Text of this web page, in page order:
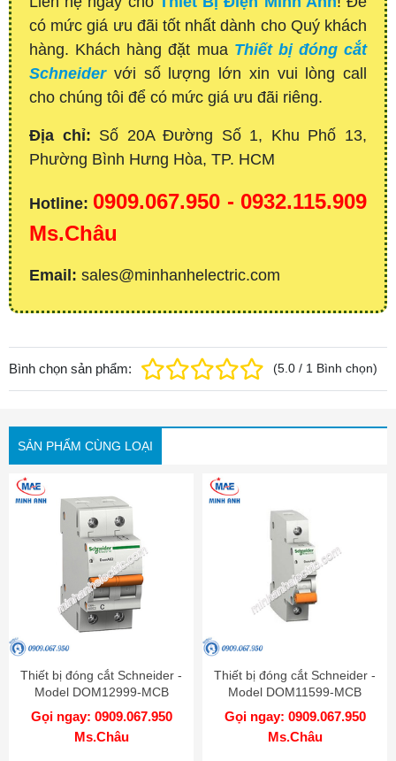
có mức giá ưu đãi tốt nhất dành cho Quý khách
hàng. Khách hàng đặt mua Thiết bị đóng cắt
Schneider với số lượng lớn xin vui lòng call
cho chúng tôi để có mức giá ưu đãi riêng.
Địa chỉ: Số 20A Đường Số 1, Khu Phố 13,
Phường Bình Hưng Hòa, TP. HCM
Hotline: 0909.067.950 - 0932.115.909
Ms.Châu
Email: sales@minhanhelectric.com
Bình chọn sản phẩm: (5.0 / 1 Bình chọn)
SẢN PHẨM CÙNG LOẠI
Thiết bị đóng cắt Schneider -
Model DOM12999-MCB
Gọi ngay: 0909.067.950
Ms.Châu
Thiết bị đóng cắt Schneider -
Model DOM11599-MCB
Gọi ngay: 0909.067.950
Ms.Châu